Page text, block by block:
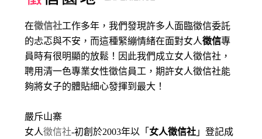
在徵信社工作多年，我們發現許多人面臨徵信委託
的忐忑與不安，而這種緊繃情緒在面對女人徵信專
員時有很明顯的放鬆！因此我們成立女人徵信社，
聘用清一色專業女性徵信員工，期許女人徵信社能
夠將女子的體貼細心發揮到最大 ！
嚴斥山寨
女人徵信社-初創於2003年以「 女人徵信社 」登記成